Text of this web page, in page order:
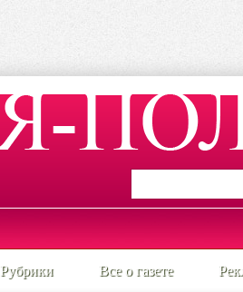
Рубрики Все о газете